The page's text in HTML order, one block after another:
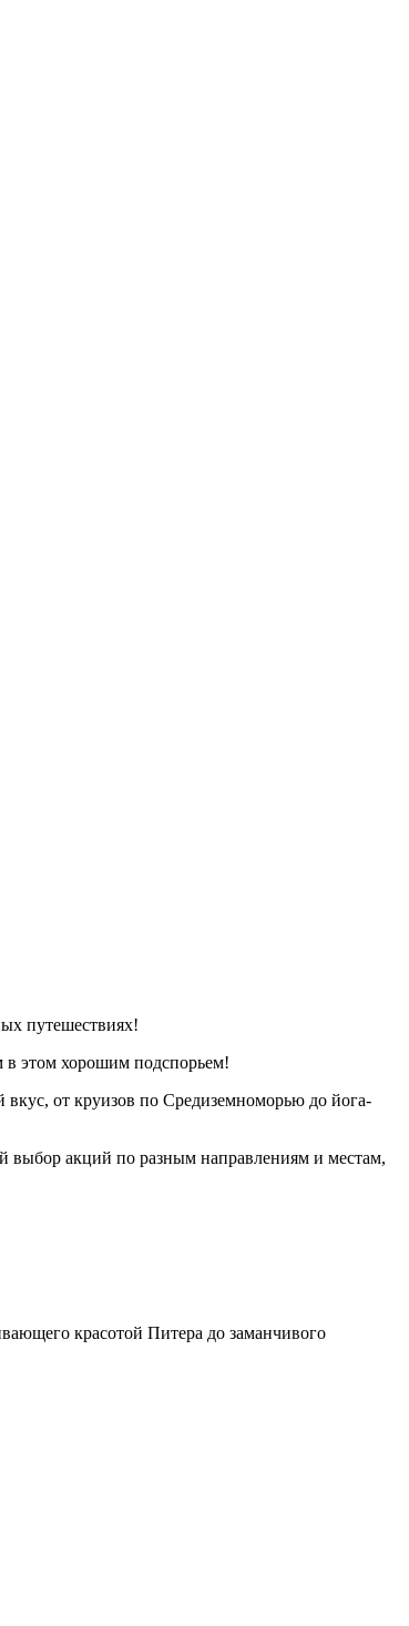
путешествиях!
этом хорошим подспорьем!
от круизов по Средиземноморью до йога-
акций по разным направлениям и местам,
красотой Питера до заманчивого